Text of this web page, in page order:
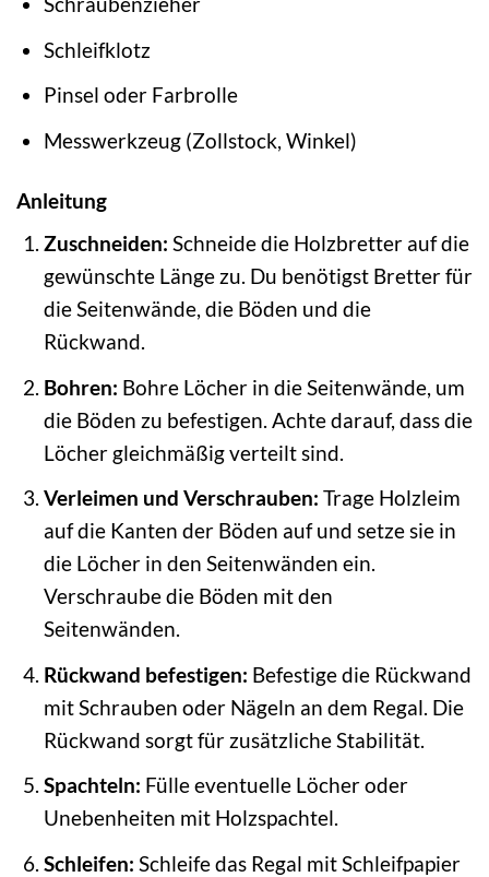
Schleifklotz
Pinsel oder Farbrolle
Messwerkzeug (Zollstock, Winkel)
Anleitung
Zuschneiden: Schneide die Holzbretter auf die
gewünschte Länge zu. Du benötigst Bretter für
die Seitenwände, die Böden und die
Rückwand.
Bohren: Bohre Löcher in die Seitenwände, um
die Böden zu befestigen. Achte darauf, dass die
Löcher gleichmäßig verteilt sind.
Verleimen und Verschrauben: Trage Holzleim
auf die Kanten der Böden auf und setze sie in
die Löcher in den Seitenwänden ein.
Verschraube die Böden mit den
Seitenwänden.
Rückwand befestigen: Befestige die Rückwand
mit Schrauben oder Nägeln an dem Regal. Die
Rückwand sorgt für zusätzliche Stabilität.
Spachteln: Fülle eventuelle Löcher oder
Unebenheiten mit Holzspachtel.
Schleifen: Schleife das Regal mit Schleifpapier